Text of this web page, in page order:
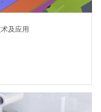
及应用